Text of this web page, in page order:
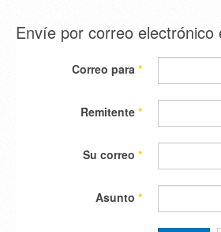
Envíe por correo
Correo para *
Remitente *
Su correo *
Asunto *